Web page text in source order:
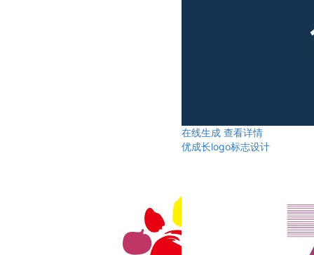
在线生成 查看详情
优成长logo标志设计